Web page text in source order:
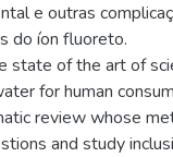
e outras
do íon fluoreto.
state of the art of
for human
review whose
and study